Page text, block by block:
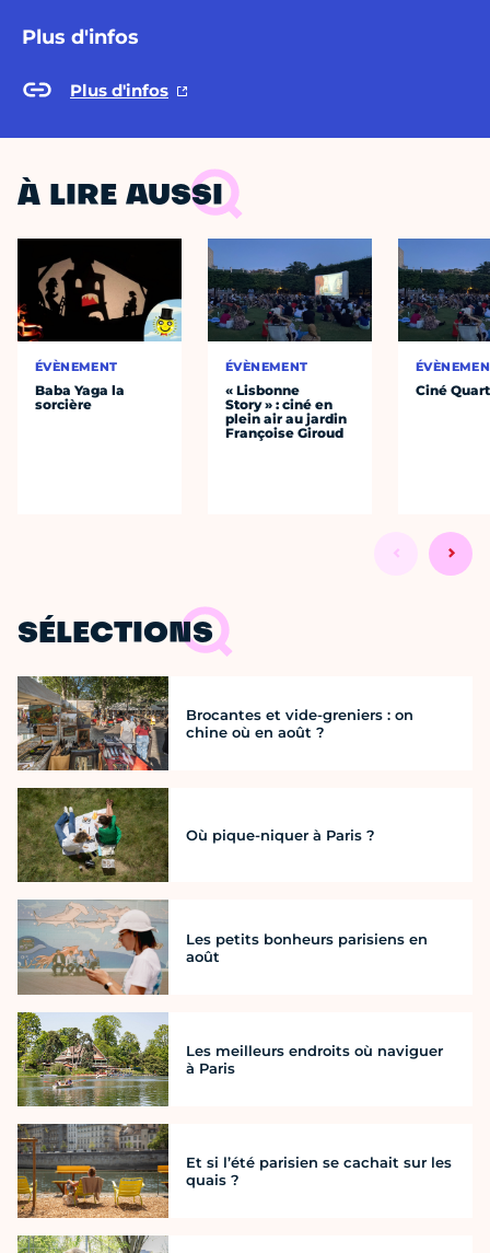
Plus d'infos
Plus d'infos
À LIRE AUSSI
ÉVÈNEMENT
Baba Yaga la
sorcière
ÉVÈNEMENT
« Lisbonne
Story » : ciné en
plein air au jardin
Françoise Giroud
Ciné
SÉLECTIONS
Brocantes et vide-greniers : on
chine où en août ?
Où pique-niquer à Paris ?
Les petits bonheurs parisiens en
août
Les meilleurs endroits où naviguer
à Paris
Et si l’été parisien se cachait sur les
quais ?